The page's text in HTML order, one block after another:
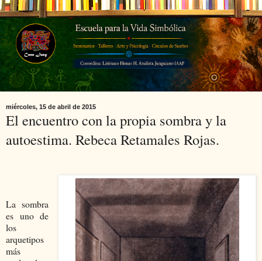
miércoles, 15 de abril de 2015
El encuentro con la propia sombra y la
autoestima. Rebeca Retamales Rojas.
La sombra
es uno de
los
arquetipos
más